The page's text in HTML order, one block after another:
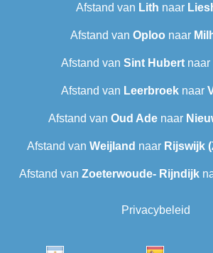
Afstand van Lith naar
Afstand van Oploo naar
Afstand van Sint Hubertnaar
Afstand van Leerbroek naar
Afstand van Oud Adenaar
Afstand van Weijland naar Rijswijk
Afstand van Zoeterwoude- Rijndijk
Privacybeleid